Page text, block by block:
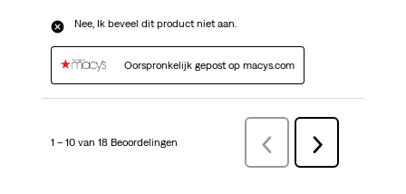
Nee, Ik beveel dit product niet aan.
Oorspronkelijk gepost op macys.com
1 – 10 van 18 Beoordelingen VorigeBeoordelingen
Volgende
Beoordelingen